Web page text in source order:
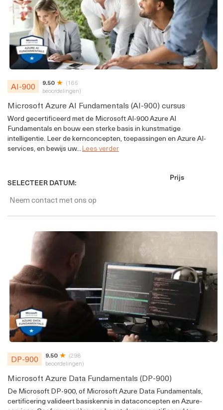
AI-900 9.50
(165
beoordelingen)
Microsoft Azure AI Fundamentals (AI-900) cursus
Word gecertificeerd met de Microsoft AI-900 Azure AI
Fundamentals en bouw een sterke basis in kunstmatige
intelligentie. Leer de kernconcepten, toepassingen en Azure AI-
services, en bewijs uw...Lees verder
SELECTEER DATUM:
Neem contact met ons op
Prijs
DP-900 9.50
(298
beoordelingen)
Microsoft Azure Data Fundamentals (DP-900)
De Microsoft DP-900, of Microsoft Azure Data Fundamentals,
certificering valideert basiskennis in dataconcepten en Azure-